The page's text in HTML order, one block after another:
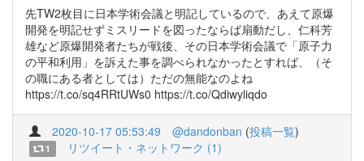
先TW2枚目に日本学術会議と明記しているので、あえて原爆
開発を明記せずミスリードを図ったならば扇動だし、仁科芳
雄など原爆開発者たちが戦後、その日本学術会議で「原子力
の平和利用」を訴えた事を調べられなかったとすれば、（そ
の職にある者としては）ただの無能なのよね
https://t.co/sq4RRtUWs0 https://t.co/Qdiwyliqdo
2020-10-17 05:53:49 @dandonban (投稿一覧)
1 リツイート・ネットワーク (1)